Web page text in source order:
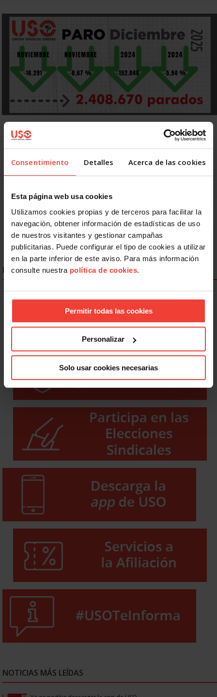
Consentimiento Detalles Acerca de las cookies
Esta página web usa cookies
Utilizamos cookies propias y de terceros para facilitar la
navegación, obtener información de estadísticas de uso
de nuestros visitantes y gestionar campañas
publicitarias. Puede configurar el tipo de cookies a utilizar
en la parte inferior de este aviso. Para más información
consulte nuestra política de cookies.
Permitir todas las cookies
Personalizar
Solo usar cookies necesarias
2025: menos paro y más afiliaciones, pero más
parcialidad y temporalidad
5 ENERO, 2026
España cerró 2025 con menos paro y más afiliaciones a la
1 2 3 4 5 Siguiente Último »
ENLACES DESTACADOS
NOTICIAS MÁS LEÍDAS